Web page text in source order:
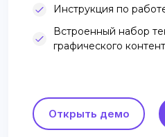
Инструкция по
Встроенный набор
графического
Открыть демо